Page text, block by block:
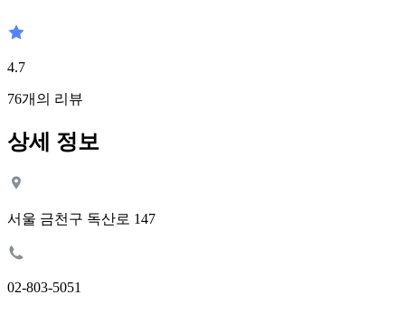
4.7
76개의 리뷰
상세 정보
서울 금천구 독산로 147
02-803-5051